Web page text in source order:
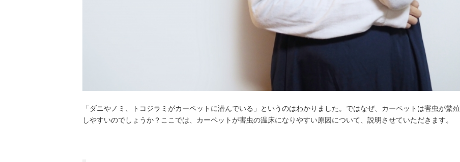
「ダニやノミ、トコジラミがカーペットに潜んでいる」というのはわかりました。ではなぜ、カーペットは害虫が繁殖
しやすいのでしょうか？ここでは、カーペットが害虫の温床になりやすい原因について、説明させていただきます。